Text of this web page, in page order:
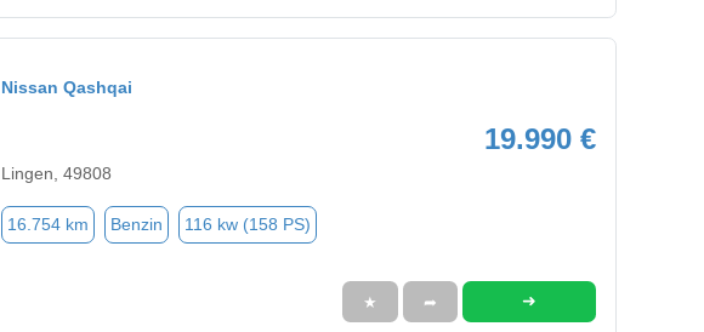
Nissan Qashqai
19.990 €
Lingen, 49808
16.754 km Benzin 116 kw (158 PS)
★ ➦ ➜